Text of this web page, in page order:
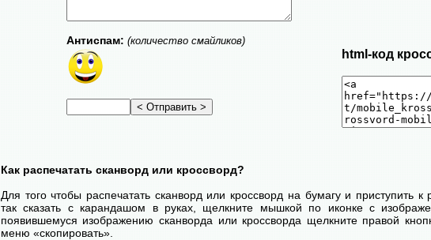
Антиспам: (количество смайликов)
html-код
Как распечатать сканворд или кроссворд?
Для того чтобы распечатать сканворд или кроссворд на бумагу и приступить к
так сказать с карандашом в руках, щелкните мышкой по иконке с
появившемуся изображению сканворда или кроссворда щелкните правой
меню «скопировать».